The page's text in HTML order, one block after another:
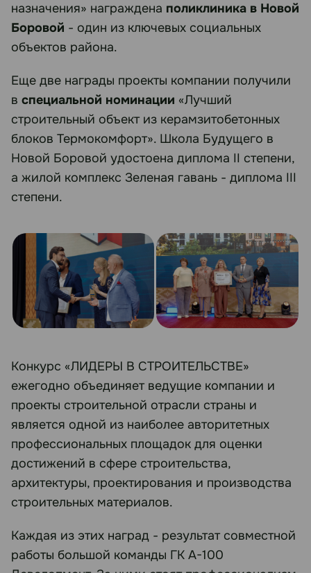
назначения» награждена поликлиника в Новой
Боровой - один из ключевых социальных
объектов района.
Еще две награды проекты компании получили
в специальной номинации «Лучший
строительный объект из керамзитобетонных
блоков Термокомфорт». Школа Будущего в
Новой Боровой удостоена диплома II степени,
а жилой комплекс Зеленая гавань - диплома III
степени.
Конкурс «ЛИДЕРЫ В СТРОИТЕЛЬСТВЕ»
ежегодно объединяет ведущие компании и
проекты строительной отрасли страны и
является одной из наиболее авторитетных
профессиональных площадок для оценки
достижений в сфере строительства,
архитектуры, проектирования и производства
строительных материалов.
Каждая из этих наград - результат совместной
работы большой команды ГК А-100